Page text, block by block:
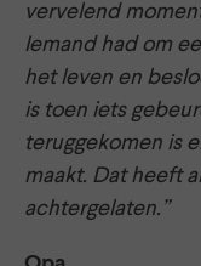
vervelend
Iemand had om
het leven en
is toen iets
teruggekomen is
maakt. Dat heeft
achtergelaten.”